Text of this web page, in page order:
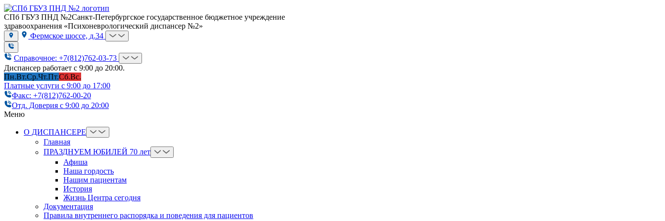
СПб ГБУЗ ПНД №2Санкт-Петербургское государственное бюджетное учреждение
здравоохранения «Психоневрологический диспансер №2»
Фермское шоссе, д.34
Справочное: +7(812)762-03-73
Диспансер работает с 9:00 до 20:00.
Пн.Вт.Ср.Чт.Пт.Сб.Вс.
Платные услуги с 9:00 до 17:00
Факс: +7(812)762-00-20
Отд. Доверия с 9:00 до 20:00
Меню
О ДИСПАНСЕРЕ
Главная
ПРАЗДНУЕМ ЮБИЛЕЙ 70 лет
Афиша
Наша гордость
Нашим пациентам
История
Жизнь Центра сегодня
Документация
Правила внутреннего распорядка и поведения для пациентов